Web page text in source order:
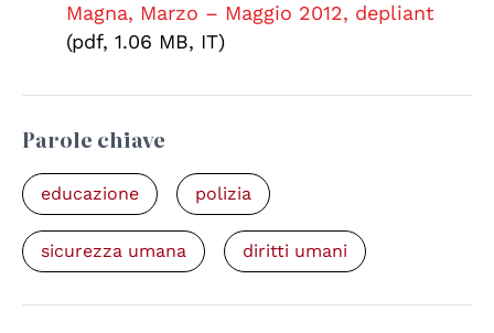
Magna, Marzo – Maggio 2012, depliant
(pdf, 1.06 MB, IT)
Parole chiave
educazione polizia
sicurezza umana diritti umani